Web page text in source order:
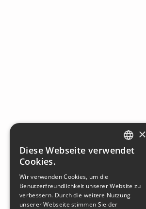
SLOVAK
ENGLISH
HUNGARIAN
×
Diese Webseite verwendet
Cookies.
Wir verwenden Cookies, um die
Benutzerfreundlichkeit unserer Website zu
verbessern. Durch die weitere Nutzung
unserer Webseite stimmen Sie der